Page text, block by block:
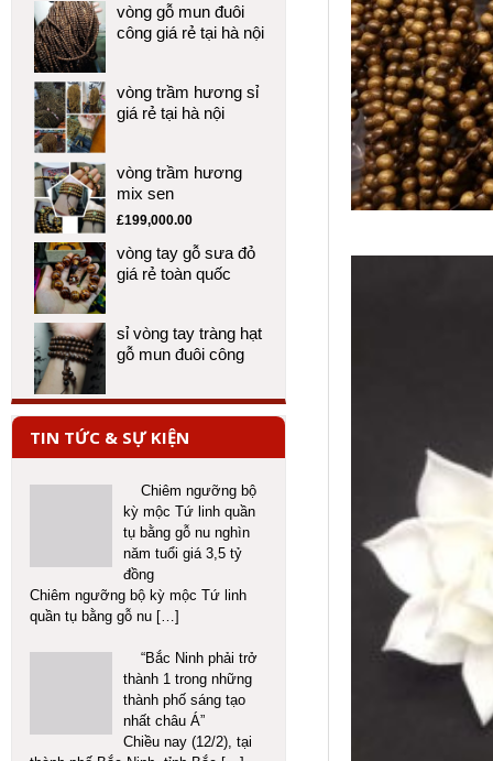
vòng gỗ mun đuôi
công giá rẻ tại hà nội
vòng trầm hương sỉ
giá rẻ tại hà nội
vòng trầm hương
mix sen
£199,000.00
vòng tay gỗ sưa đỏ
giá rẻ toàn quốc
sỉ vòng tay tràng hạt
gỗ mun đuôi công
TIN TỨC & SỰ KIỆN
Chiêm ngưỡng bộ
kỳ mộc Tứ linh quần
tụ bằng gỗ nu nghìn
năm tuổi giá 3,5 tỷ
đồng
Chiêm ngưỡng bộ kỳ mộc Tứ linh
quần tụ bằng gỗ nu […]
“Bắc Ninh phải trở
thành 1 trong những
thành phố sáng tạo
nhất châu Á”
Chiều nay (12/2), tại